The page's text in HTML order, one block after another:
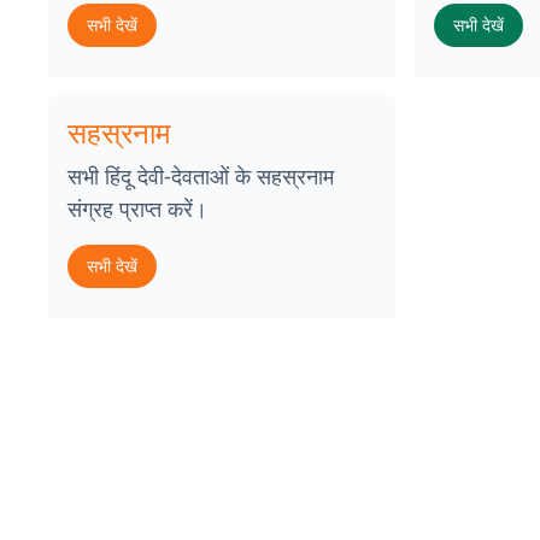
सभी देखें सभी देखें
सहस्रनाम
सभी हिंदू देवी-देवताओं के सहस्रनाम
संग्रह प्राप्त करें।
सभी देखें